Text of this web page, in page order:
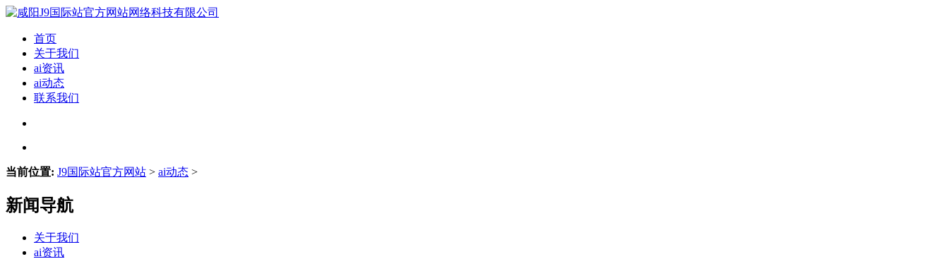
首页
关于我们
ai资讯
ai动态
联系我们
当前位置: J9国际站官方网站 > ai动态 >
新闻导航
关于我们
ai资讯